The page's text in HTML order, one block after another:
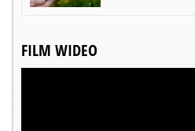
FILM WIDEO